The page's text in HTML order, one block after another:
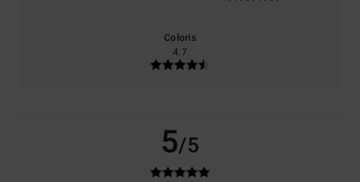
Coloris
4.7
5/5